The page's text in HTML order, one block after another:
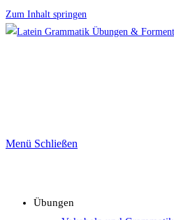
Zum Inhalt springen
Menü Schließen
Übungen